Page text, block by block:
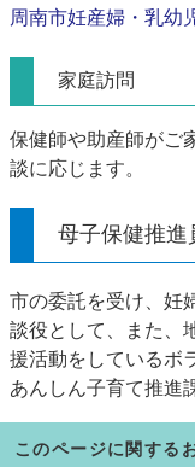
周南市妊産婦・乳幼
家庭訪問
保健師や助産師がご
談に応じます。
母子保健推進
市の委託を受け、妊
談役として、また、
援活動をしているボ
あんしん子育て推進
このページに関する